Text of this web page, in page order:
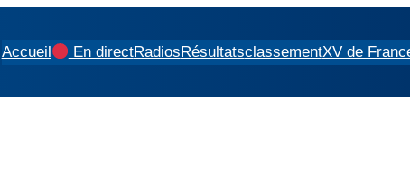
Accueil En directRadiosRésultatsclassementXV de